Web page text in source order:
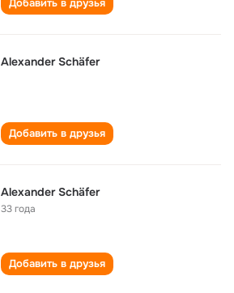
Добавить в друзья
Alexander Schäfer
Добавить в друзья
Alexander Schäfer
33 года
Добавить в друзья